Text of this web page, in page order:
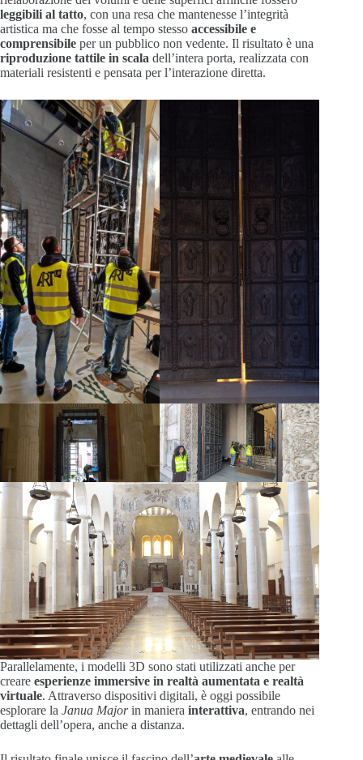
leggibili al tatto, con una resa che mantenesse l’integrità
artistica ma che fosse al tempo stesso accessibile e
comprensibile per un pubblico non vedente. Il risultato è una
riproduzione tattile in scala dell’intera porta, realizzata con
materiali resistenti e pensata per l’interazione diretta.
Parallelamente, i modelli 3D sono stati utilizzati anche per
creare esperienze immersive in realtà aumentata e realtà
virtuale. Attraverso dispositivi digitali, è oggi possibile
esplorare la Janua Majorin maniera interattiva, entrando nei
dettagli dell’opera, anche a distanza.